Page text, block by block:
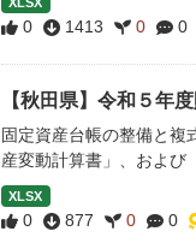
0 1413 0 0
【秋田県】令和５年
固定資産台帳の整備と複
産変動計算書」、および
XLSX
0 877 0 0